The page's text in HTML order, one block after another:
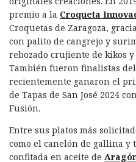
premio a la Croqueta
Croquetas de Zaragoza,
con palito de cangrejo y
rebozado crujiente de kikos
También fueron finalistas
recientemente ganaron el
de Tapas de San José 2024
Fusión.
Entre sus platos más
como el canelón de gallina y
confitada en aceite de